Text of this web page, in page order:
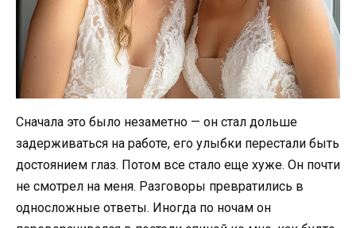
Сначала это было незаметно — он стал дольше
задерживаться на работе, его улыбки перестали быть
достоянием глаз. Потом все стало еще хуже. Он почти
не смотрел на меня. Разговоры превратились в
односложные ответы. Иногда по ночам он